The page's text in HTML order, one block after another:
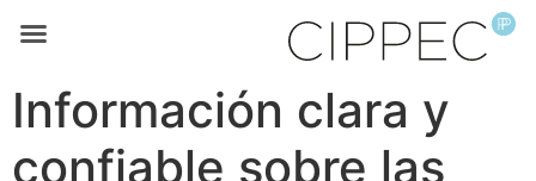
Información clara y
confiable sobre las